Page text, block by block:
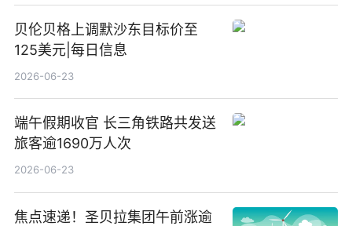
贝伦贝格上调默沙东目标价至
125美元|每日信息
2026-06-23
端午假期收官 长三角铁路共发送
旅客逾1690万人次
2026-06-23
焦点速递！圣贝拉集团午前涨逾